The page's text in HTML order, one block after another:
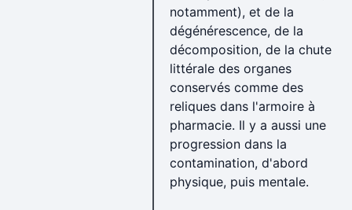
notamment), et de la
dégénérescence, de la
décomposition, de la chute
littérale des organes
conservés comme des
reliques dans l'armoire à
pharmacie. Il y a aussi une
progression dans la
contamination, d'abord
physique, puis mentale.